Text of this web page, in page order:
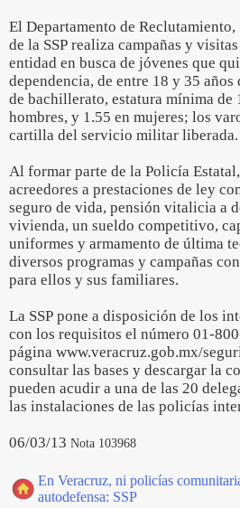
El Departamento de
de la SSP realiza campañas y
entidad en busca de jóvenes que
dependencia, de entre 18 y 35
de bachillerato, estatura mínima de
hombres, y 1.55 en mujeres; los
cartilla del servicio militar liberada.
Al formar parte de la Policía
acreedores a prestaciones de ley
seguro de vida, pensión vitalicia a
vivienda, un sueldo competitivo,
uniformes y armamento de última
diversos programas y campañas
para ellos y sus familiares.
La SSP pone a disposición de los
con los requisitos el número 01-
página www.veracruz.gob.mx/
consultar las bases y descargar la
pueden acudir a una de las 20
las instalaciones de las policías
06/03/13 Nota 103968
En Veracruz, ni policías
autodefensa: SSP